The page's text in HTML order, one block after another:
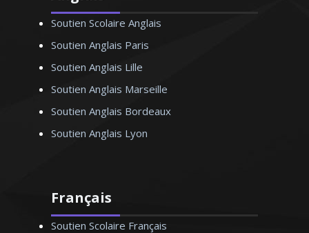
Soutien Scolaire Anglais
Soutien Anglais Paris
Soutien Anglais Lille
Soutien Anglais Marseille
Soutien Anglais Bordeaux
Soutien Anglais Lyon
Français
Soutien Scolaire Français